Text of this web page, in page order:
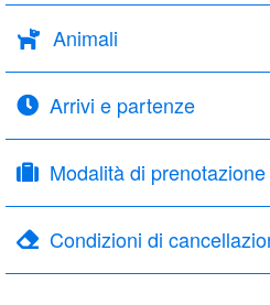
Animali
Arrivi e partenze
Modalità di prenotazione
Condizioni di